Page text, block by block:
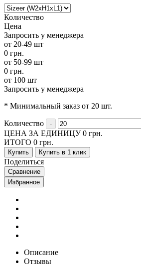
Количество
Цена
Запросить у менеджера
от 20-49 шт
0 грн.
от 50-99 шт
0 грн.
от 100 шт
Запросить у менеджера
* Минимальный заказ от 20 шт.
Количество
ЦЕНА ЗА ЕДИНИЦУ 0 грн.
ИТОГО 0 грн.
Купить Купить в 1 клик
Поделиться
Сравнение
Избранное
Описание
Отзывы